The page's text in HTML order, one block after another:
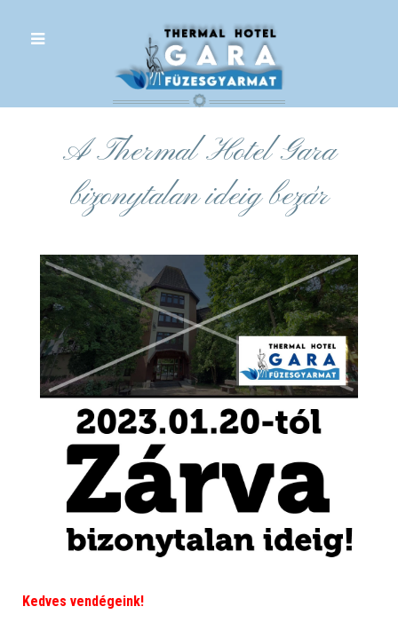
A Thermal Hotel Gara
bizonytalan ideig bezár
Kedves vendégeink!